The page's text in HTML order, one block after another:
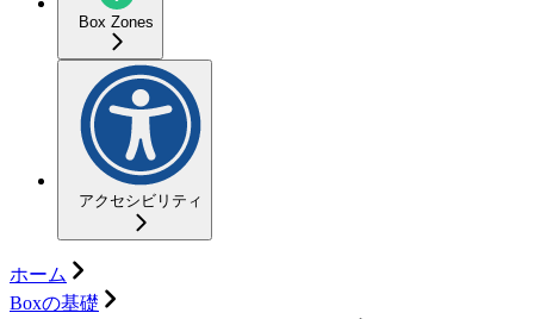
Box Zones
アクセシビリティ
ホーム
Boxの基礎